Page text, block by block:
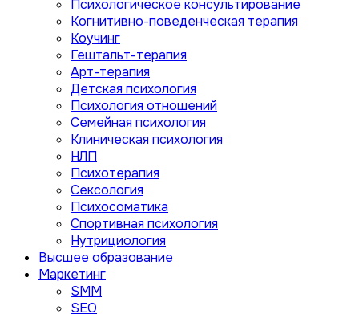
Психологическое консультирование
Когнитивно-поведенческая терапия
Коучинг
Гештальт-терапия
Арт-терапия
Детская психология
Психология отношений
Семейная психология
Клиническая психология
НЛП
Психотерапия
Сексология
Психосоматика
Спортивная психология
Нутрициология
Высшее образование
Маркетинг
SMM
SEO